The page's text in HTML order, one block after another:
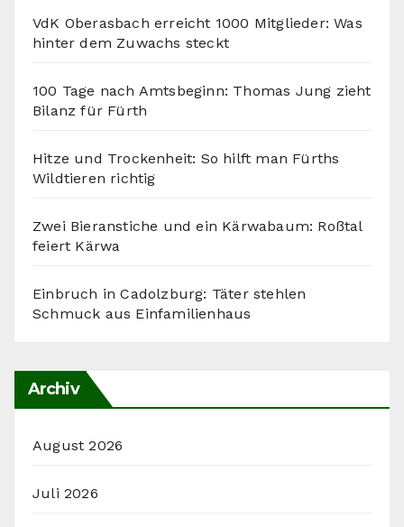
VdK Oberasbach erreicht 1000 Mitglieder: Was
hinter dem Zuwachs steckt
100 Tage nach Amtsbeginn: Thomas Jung zieht
Bilanz für Fürth
Hitze und Trockenheit: So hilft man Fürths
Wildtieren richtig
Zwei Bieranstiche und ein Kärwabaum: Roßtal
feiert Kärwa
Einbruch in Cadolzburg: Täter stehlen
Schmuck aus Einfamilienhaus
Archiv
August 2026
Juli 2026